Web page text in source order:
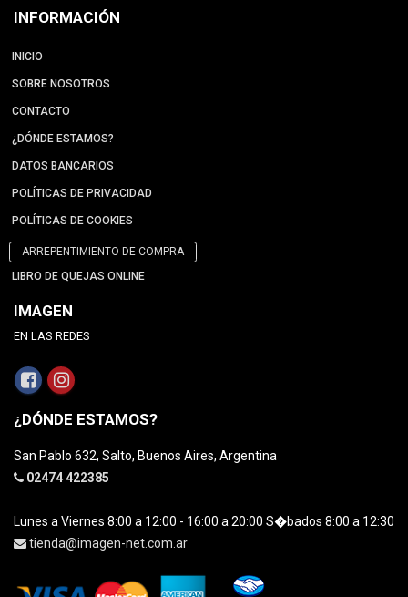
INFORMACIÓN
INICIO
SOBRE NOSOTROS
CONTACTO
¿DÓNDE ESTAMOS?
DATOS BANCARIOS
POLÍTICAS DE PRIVACIDAD
POLÍTICAS DE COOKIES
ARREPENTIMIENTO DE COMPRA
LIBRO DE QUEJAS ONLINE
IMAGEN
EN LAS REDES
¿DÓNDE ESTAMOS?
San Pablo 632, Salto, Buenos Aires, Argentina
02474 422385
Lunes a Viernes 8:00 a 12:00 - 16:00 a 20:00 S�bados 8:00 a 12:30
tienda@imagen-net.com.ar